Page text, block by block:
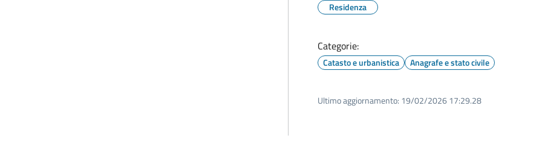
Residenza
Categorie:
Catasto e urbanistica Anagrafe e stato civile
Ultimo aggiornamento: 19/02/2026 17:29.28